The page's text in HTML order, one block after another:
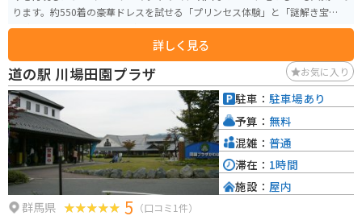
ります。約550着の豪華ドレスを試せる「プリンセス体験」と「謎解き宝探し
体験」といったイベント体験もできます。
詳しく見る
道の駅 川場田園プラザ お気に入り
群馬県 5 （口コミ1件）
駐車： 駐車場あり
予算： 無料
混雑： 普通
滞在： 1時間
施設： 屋内